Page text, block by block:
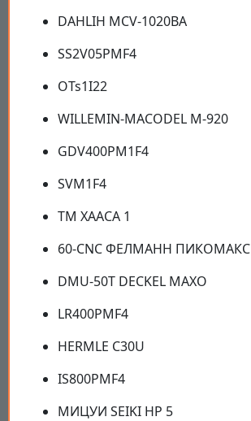
DAHLIH MCV-1020BA
SS2V05PMF4
OTs1I22
WILLEMIN-MACODEL M-920
GDV400PM1F4
SVM1F4
ТМ ХААСА 1
60-CNC ФЕЛМАНН ПИКОМАКС
DMU-50T DECKEL МАХО
LR400PMF4
HERMLE C30U
IS800PMF4
МИЦУИ SEIKI HP 5